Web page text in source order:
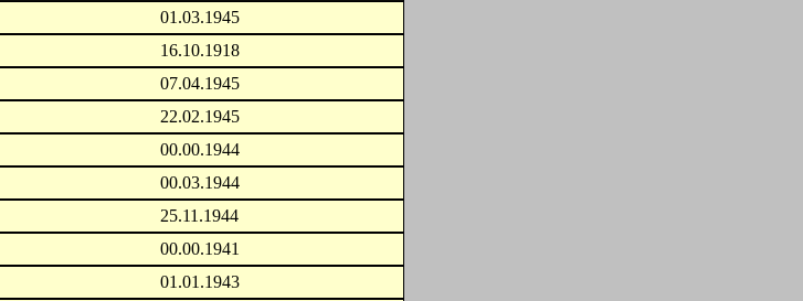
01.03.1945
16.10.1918
07.04.1945
22.02.1945
00.00.1944
00.03.1944
25.11.1944
00.00.1941
01.01.1943